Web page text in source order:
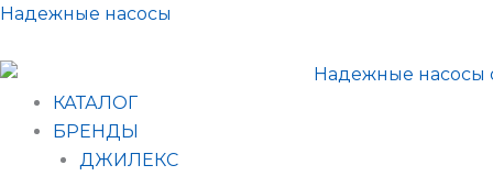
Перейти
содержимому
Надежные насосы
КАТАЛОГ
БРЕНДЫ
ДЖИЛЕКС
Поиск